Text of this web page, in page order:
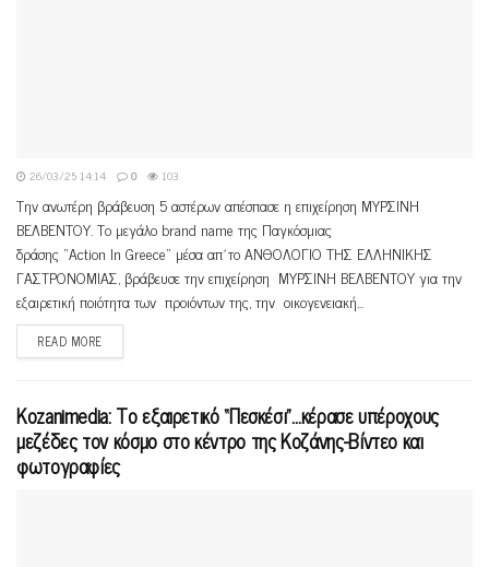
26/03/25 14:14 0 103
Την ανωτέρη βράβευση 5 αστέρων απέσπασε η επιχείρηση ΜΥΡΣΙΝΗ
ΒΕΛΒΕΝΤΟΥ. Το μεγάλο brand name της Παγκόσμιας
δράσης "Action In Greece" μέσα απ΄το ΑΝΘΟΛΟΓΙΟ ΤΗΣ ΕΛΛΗΝΙΚΗΣ
ΓΑΣΤΡΟΝΟΜΙΑΣ, βράβευσε την επιχείρηση ΜΥΡΣΙΝΗ ΒΕΛΒΕΝΤΟΥ για την
εξαιρετική ποιότητα των προιόντων της, την οικογενειακή...
READ MORE
Kozanimedia: Το εξαιρετικό “Πεσκέσι”…κέρασε υπέροχους
μεζέδες τον κόσμο στο κέντρο της Κοζάνης-Βίντεο και
φωτογραφίες